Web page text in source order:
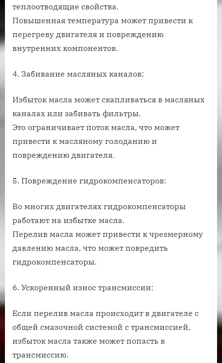
теплоотводящие свойства.
Повышенная температура может привести к
перегреву двигателя и повреждению
внутренних компонентов.
4. Забивание масляных каналов:
Избыток масла может скапливаться в масляных
каналах или забивать фильтры.
Это ограничивает поток масла, что может
привести к масляному голоданию и
повреждению двигателя.
5. Повреждение гидрокомпенсаторов:
Во многих двигателях гидрокомпенсаторы
работают на избытке масла.
Перелив масла может привести к чрезмерному
давлению масла, что может повредить
гидрокомпенсаторы.
6. Ускоренный износ трансмиссии:
Если перелив масла происходит в двигателе с
общей смазочной системой с трансмиссией,
избыток масла также может попасть в
трансмиссию.